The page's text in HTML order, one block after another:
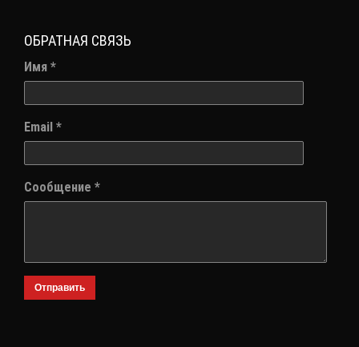
ОБРАТНАЯ СВЯЗЬ
Имя *
Email *
Сообщение *
Отправить